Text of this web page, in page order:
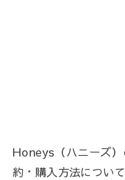
Honeys（ハニーズ
約・購入方法につい